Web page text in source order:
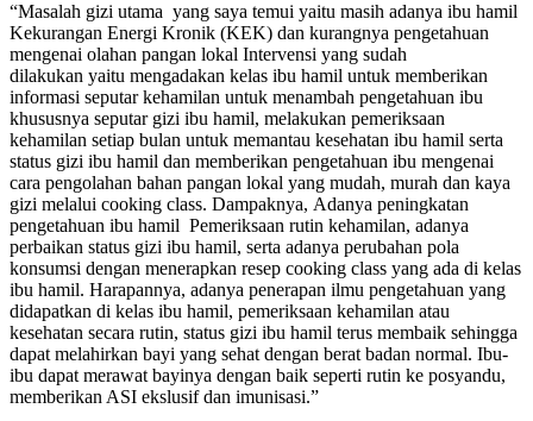
“Masalah gizi utama yang saya temui yaitu masih adanya ibu hamil
Kekurangan Energi Kronik (KEK) dan kurangnya pengetahuan
mengenai olahan pangan lokal Intervensi yang sudah
dilakukan yaitu mengadakan kelas ibu hamil untuk memberikan
informasi seputar kehamilan untuk menambah pengetahuan ibu
khususnya seputar gizi ibu hamil, melakukan pemeriksaan
kehamilan setiap bulan untuk memantau kesehatan ibu hamil serta
status gizi ibu hamil dan memberikan pengetahuan ibu mengenai
cara pengolahan bahan pangan lokal yang mudah, murah dan kaya
gizi melalui cooking class. Dampaknya, Adanya peningkatan
pengetahuan ibu hamil Pemeriksaan rutin kehamilan, adanya
perbaikan status gizi ibu hamil, serta adanya perubahan pola
konsumsi dengan menerapkan resep cooking class yang ada di kelas
ibu hamil. Harapannya, adanya penerapan ilmu pengetahuan yang
didapatkan di kelas ibu hamil, pemeriksaan kehamilan atau
kesehatan secara rutin, status gizi ibu hamil terus membaik sehingga
dapat melahirkan bayi yang sehat dengan berat badan normal. Ibu-
ibu dapat merawat bayinya dengan baik seperti rutin ke posyandu,
memberikan ASI ekslusif dan imunisasi.”